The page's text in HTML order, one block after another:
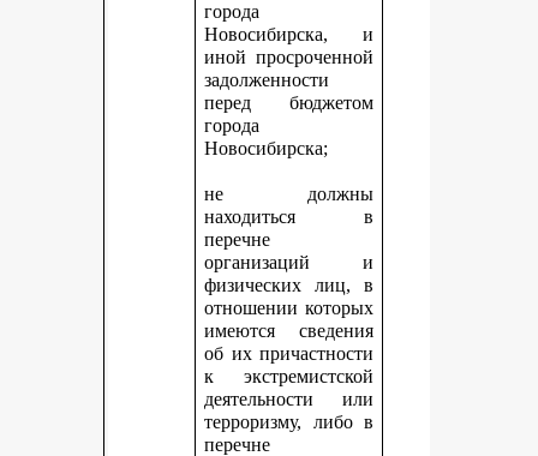
города
Новосибирска, и
иной просроченной
задолженности
перед бюджетом
города
Новосибирска;
не должны
находиться в
перечне
организаций и
физических лиц, в
отношении которых
имеются сведения
об их причастности
к экстремистской
деятельности или
терроризму, либо в
перечне